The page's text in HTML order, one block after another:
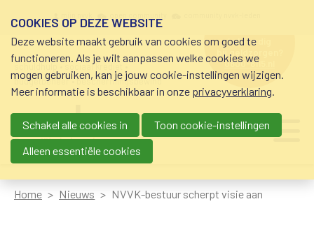
schuldhulp • sociaal krediet •
budgetbeheer • beschermingsbewind
hulp nodig
bij geldzorgen?
0800-8115.nl
Main navigation
Home Nieuws NVVK-bestuur scherpt visie aan
COOKIES OP DEZE WEBSITE
Deze website maakt gebruik van cookies om goed te
functioneren. Als je wilt aanpassen welke cookies we
mogen gebruiken, kan je jouw cookie-instellingen wijzigen.
Meer informatie is beschikbaar in onze privacyverklaring.
Schakel alle cookies in
Toon cookie-instellingen
Alleen essentiële cookies